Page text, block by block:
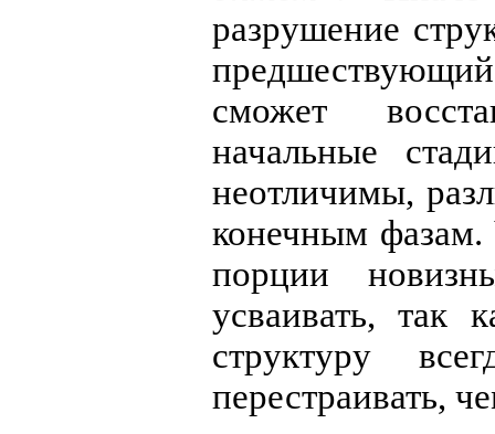
разрушение
сможет
начальные
неотличимы,
конечным
порции
усваивать, так
структуру
перестраивать,